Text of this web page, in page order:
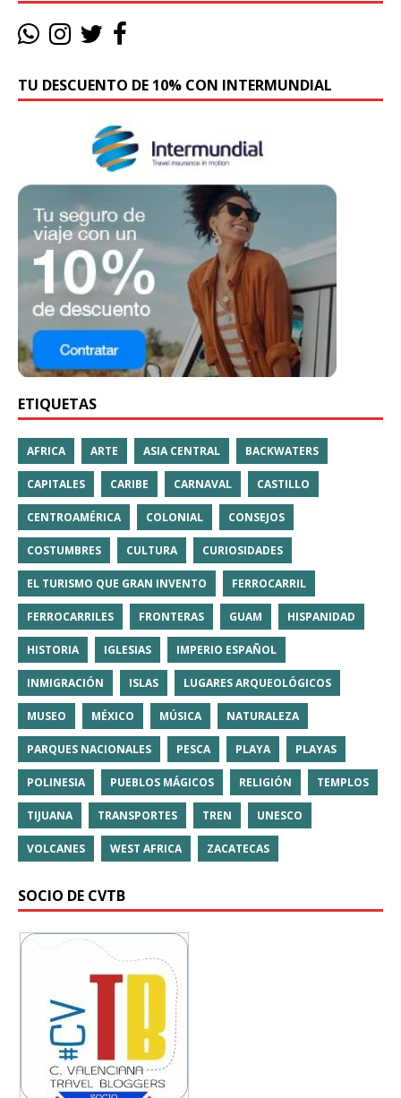
TU DESCUENTO DE 10% CON INTERMUNDIAL
ETIQUETAS
AFRICA ARTE ASIA CENTRAL BACKWATERS
CAPITALES CARIBE CARNAVAL CASTILLO
CENTROAMÉRICA COLONIAL CONSEJOS
COSTUMBRES CULTURA CURIOSIDADES
EL TURISMO QUE GRAN INVENTO FERROCARRIL
FERROCARRILES FRONTERAS GUAM HISPANIDAD
HISTORIA IGLESIAS IMPERIO ESPAÑOL
INMIGRACIÓN ISLAS LUGARES ARQUEOLÓGICOS
MUSEO MÉXICO MÚSICA NATURALEZA
PARQUES NACIONALES PESCA PLAYA PLAYAS
POLINESIA PUEBLOS MÁGICOS RELIGIÓN TEMPLOS
TIJUANA TRANSPORTES TREN UNESCO
VOLCANES WEST AFRICA ZACATECAS
SOCIO DE CVTB